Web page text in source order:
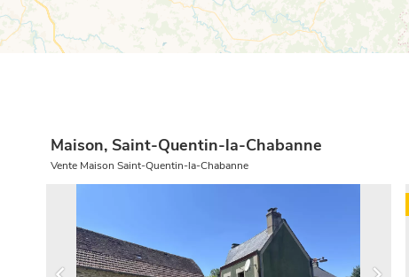
Maison, Saint-Quentin-la-Chabanne
Vente Maison Saint-Quentin-la-Chabanne